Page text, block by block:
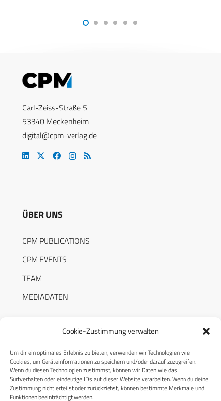
Cookie-Zustimmung verwalten
Um dir ein optimales Erlebnis zu bieten, verwenden wir Technologien wie
Cookies, um Geräteinformationen zu speichern und/oder darauf zuzugreifen.
Wenn du diesen Technologien zustimmst, können wir Daten wie das
Surfverhalten oder eindeutige IDs auf dieser Website verarbeiten. Wenn du deine
Zustimmung nicht erteilst oder zurückziehst, können bestimmte Merkmale und
Funktionen beeinträchtigt werden.
Carl-Zeiss-Straße 5
53340 Meckenheim
digital@cpm-verlag.de
ÜBER UNS
CPM PUBLICATIONS
CPM EVENTS
TEAM
MEDIADATEN
RECHTLICHES
Datenschutzerklärung